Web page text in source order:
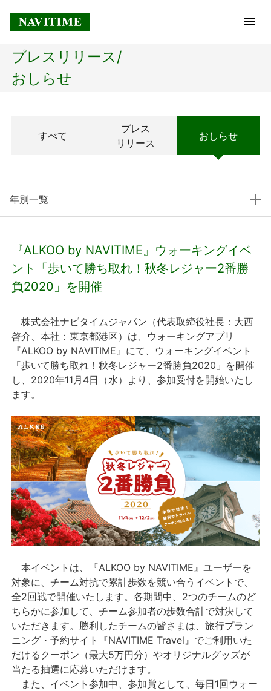
トップページ
経営理念
プレスリリース
おしらせ
サービス
法人向けサービス
採用情報
English
プレスリリース/
おしらせ
すべて
プレス
リリース
おしらせ
年別一覧
『ALKOO by NAVITIME』ウォーキングイベ
ント「歩いて勝ち取れ！秋冬レジャー2番勝
負2020」を開催
株式会社ナビタイムジャパン（代表取締役社長：大西
啓介、本社：東京都港区）は、ウォーキングアプリ
『ALKOO by NAVITIME』にて、ウォーキングイベント
「歩いて勝ち取れ！秋冬レジャー2番勝負2020」を開催
し、2020年11月4日（水）より、参加受付を開始いたし
ます。
本イベントは、『ALKOO by NAVITIME』ユーザーを
対象に、チーム対抗で累計歩数を競い合うイベントで、
全2回戦で開催いたします。各期間中、2つのチームのど
ちらかに参加して、チーム参加者の歩数合計で対決して
いただきます。勝利したチームの皆さまは、旅行プラン
ニング・予約サイト『NAVITIME Travel』でご利用いた
だけるクーポン（最大5万円分）やオリジナルグッズが
当たる抽選に応募いただけます。
また、イベント参加中、参加賞として、毎日1回ウォー